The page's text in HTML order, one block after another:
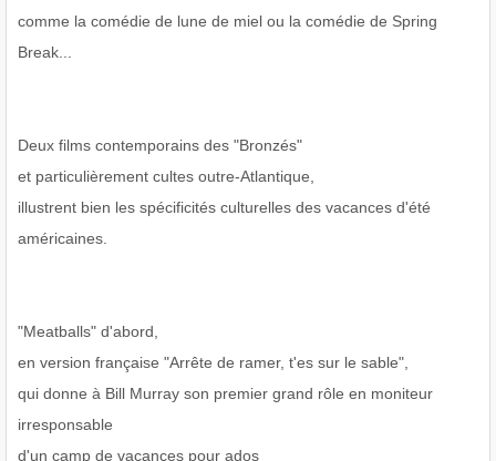
comme la comédie de lune de miel ou la comédie de Spring
Break...
Deux films contemporains des "Bronzés"
et particulièrement cultes outre-Atlantique,
illustrent bien les spécificités culturelles des vacances d'été
américaines.
"Meatballs" d'abord,
en version française "Arrête de ramer, t'es sur le sable",
qui donne à Bill Murray son premier grand rôle en moniteur
irresponsable
d'un camp de vacances pour ados